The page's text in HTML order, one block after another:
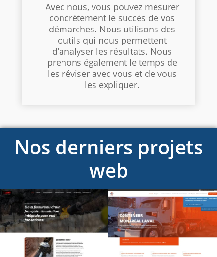
Avec nous, vous pouvez mesurer
concrètement le succès de vos
démarches. Nous utilisons des
outils qui nous permettent
d’analyser les résultats. Nous
prenons également le temps de
les réviser avec vous et de vous
les expliquer.
Nos derniers projets
web